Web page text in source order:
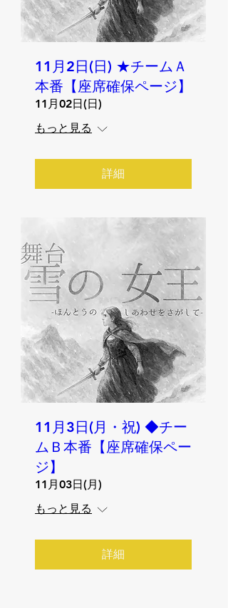
11月2日(日) ★チームＡ
本番【座席確保ページ】
11月02日(日)
もっと見る
詳細
11月3日(月・祝) ◆チー
ムＢ本番【座席確保ペー
ジ】
11月03日(月)
もっと見る
詳細